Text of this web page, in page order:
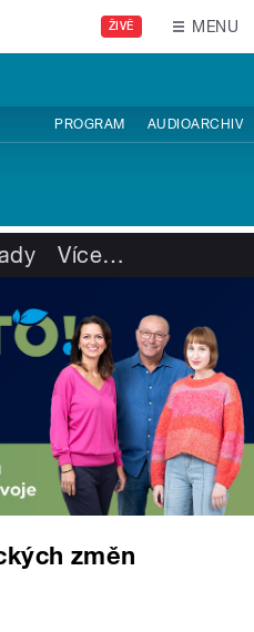
ŽIVĚ MENU
PROGRAM AUDIOARCHIV
Více…
změn